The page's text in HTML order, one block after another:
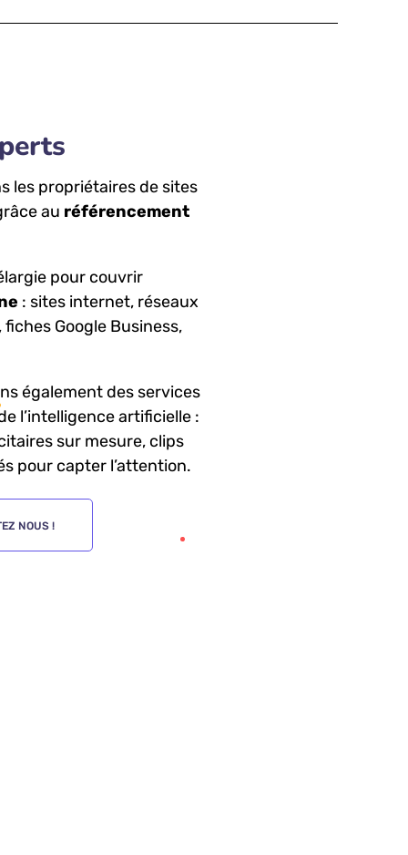
les propriétaires de sites
au référencement
pour couvrir
: sites internet, réseaux
Google Business,
également des services
l’intelligence artificielle :
sur mesure, clips
pour capter l’attention.
NOUS !